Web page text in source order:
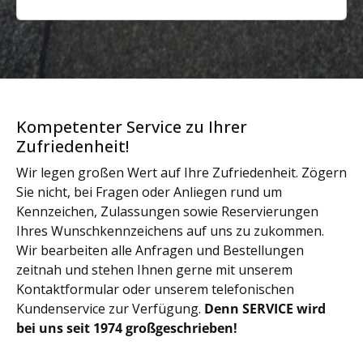
Kompetenter Service zu Ihrer
Zufriedenheit!
Wir legen großen Wert auf Ihre Zufriedenheit. Zögern
Sie nicht, bei Fragen oder Anliegen rund um
Kennzeichen, Zulassungen sowie Reservierungen
Ihres Wunschkennzeichens auf uns zu zukommen.
Wir bearbeiten alle Anfragen und Bestellungen
zeitnah und stehen Ihnen gerne mit unserem
Kontaktformular oder unserem telefonischen
Kundenservice zur Verfügung. Denn SERVICE wird
bei uns seit 1974 großgeschrieben!